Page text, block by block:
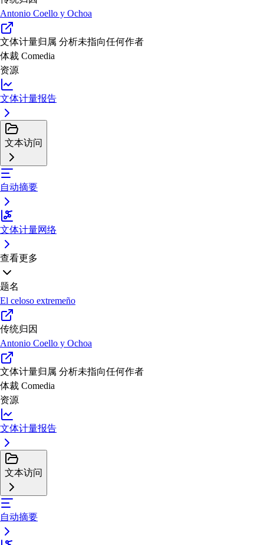
Antonio Coello y Ochoa
文体计量归属 分析未指向任何作者
体裁 Comedia
资源
文体计量报告
文本访问
自动摘要
文体计量网络
查看更多
题名
El celoso extremeño
传统归因
Antonio Coello y Ochoa
文体计量归属 分析未指向任何作者
体裁 Comedia
资源
文体计量报告
文本访问
自动摘要